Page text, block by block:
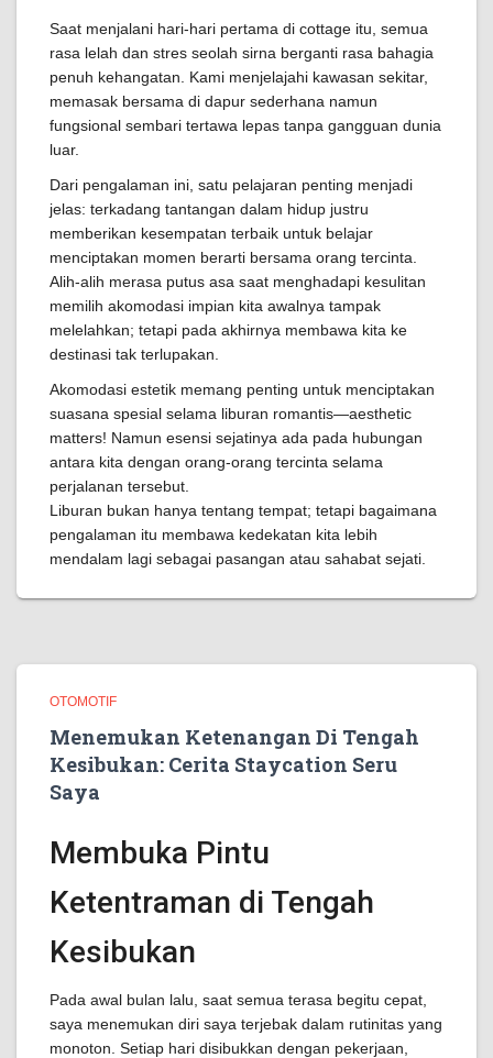
Saat menjalani hari-hari pertama di cottage itu, semua
rasa lelah dan stres seolah sirna berganti rasa bahagia
penuh kehangatan. Kami menjelajahi kawasan sekitar,
memasak bersama di dapur sederhana namun
fungsional sembari tertawa lepas tanpa gangguan dunia
luar.
Dari pengalaman ini, satu pelajaran penting menjadi
jelas: terkadang tantangan dalam hidup justru
memberikan kesempatan terbaik untuk belajar
menciptakan momen berarti bersama orang tercinta.
Alih-alih merasa putus asa saat menghadapi kesulitan
memilih akomodasi impian kita awalnya tampak
melelahkan; tetapi pada akhirnya membawa kita ke
destinasi tak terlupakan.
Akomodasi estetik memang penting untuk menciptakan
suasana spesial selama liburan romantis—aesthetic
matters! Namun esensi sejatinya ada pada hubungan
antara kita dengan orang-orang tercinta selama
perjalanan tersebut.
Liburan bukan hanya tentang tempat; tetapi bagaimana
pengalaman itu membawa kedekatan kita lebih
mendalam lagi sebagai pasangan atau sahabat sejati.
OTOMOTIF
Menemukan Ketenangan Di Tengah
Kesibukan: Cerita Staycation Seru
Saya
Membuka Pintu
Ketentraman di Tengah
Kesibukan
Pada awal bulan lalu, saat semua terasa begitu cepat,
saya menemukan diri saya terjebak dalam rutinitas yang
monoton. Setiap hari disibukkan dengan pekerjaan,